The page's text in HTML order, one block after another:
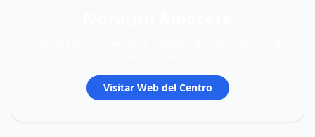
Visitar Web del Centro